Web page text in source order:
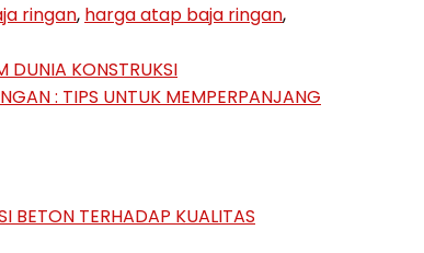
ringan, harga atap baja ringan,
DUNIA KONSTRUKSI
: TIPS UNTUK MEMPERPANJANG